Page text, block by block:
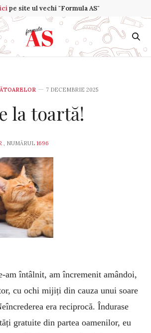
pe site ul vechi "Formula AS"
7 DECEMBRIE 2025
la toartă!
, NUMĂRUL 1696
am în­tâl­nit, am încre­me­nit amân­doi,
cu ochi mijiți din cauza unui soare
era re­ciprocă. În­du­rase
gratuite din partea oamenilor, eu